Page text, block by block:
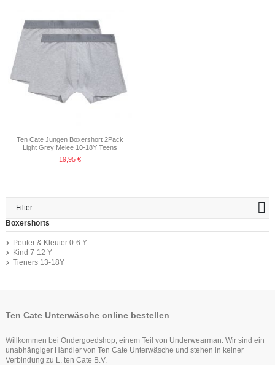
Ten Cate Jungen Boxershort 2Pack
Light Grey Melee 10-18Y Teens
19,95 €
Filter
Boxershorts
Peuter & Kleuter 0-6 Y
Kind 7-12 Y
Tieners 13-18Y
Ten Cate Unterwäsche online bestellen
Willkommen bei Ondergoedshop, einem Teil von Underwearman. Wir sind ein
unabhängiger Händler von Ten Cate Unterwäsche und stehen in keiner
Verbindung zu L. ten Cate B.V.